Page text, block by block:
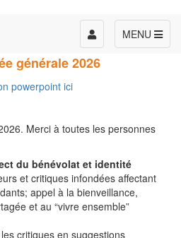
MENU
Toggle
navigation
générale 2026
powerpoint ici
Merci à toutes les personnes
du bénévolat et identité
et critiques infondées affectant
appel à la bienveillance,
et au “vivre ensemble”
critiques en suggestions